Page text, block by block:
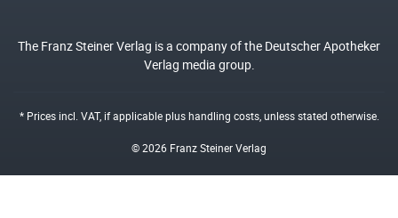
The Franz Steiner Verlag is a company of the Deutscher Apotheker
Verlag media group.
* Prices incl. VAT, if applicable plushandling costs, unless stated otherwise.
© 2026 Franz Steiner Verlag